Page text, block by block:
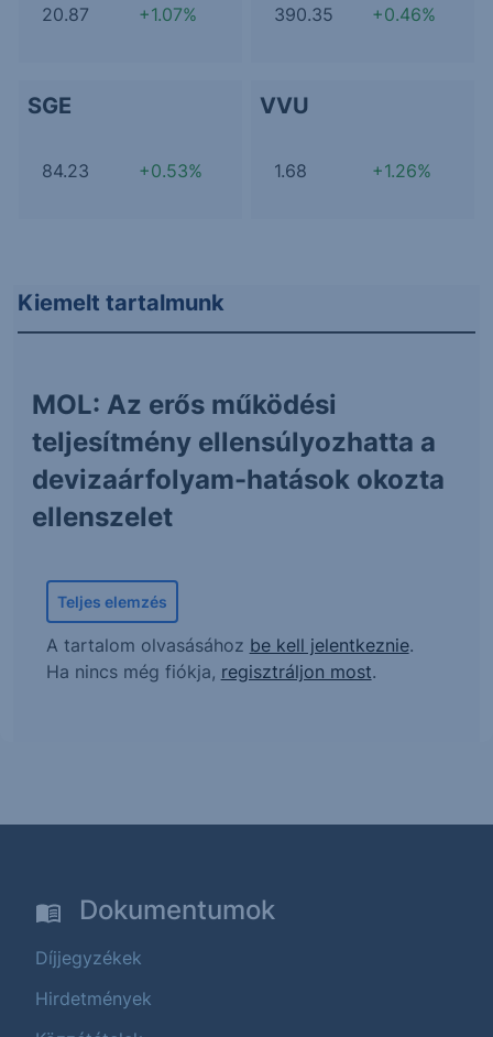
20.87 +1.07% 390.35 +0.46%
SGE
84.23 +0.53%
VVU
1.68 +1.26%
Kiemelt tartalmunk
MOL: Az erős működési
teljesítmény ellensúlyozhatta a
devizaárfolyam-hatások okozta
ellenszelet
Teljes elemzés
A tartalom olvasásához be kell jelentkeznie.
Ha nincs még fiókja, regisztráljon most.
Dokumentumok
Díjjegyzékek
Hirdetmények